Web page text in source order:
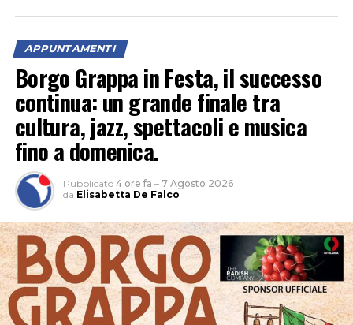
APPUNTAMENTI
Borgo Grappa in Festa, il successo
continua: un grande finale tra
cultura, jazz, spettacoli e musica
fino a domenica.
Pubblicato 4 ore fa – 7 Agosto 2026
da Elisabetta De Falco